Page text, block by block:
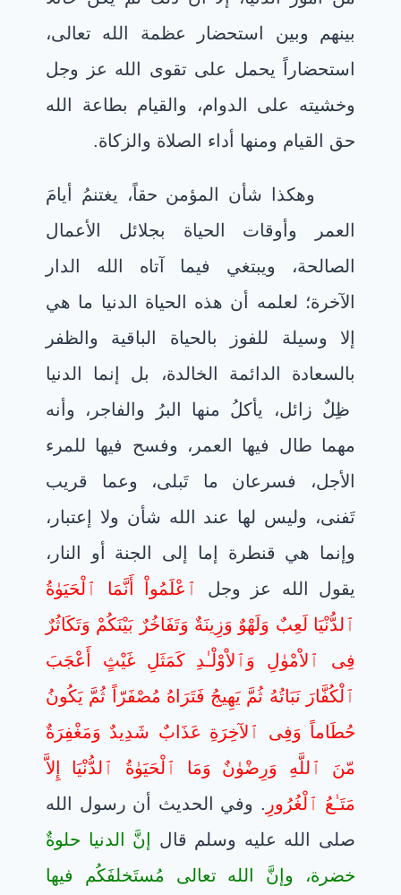
بينهم وبين استحضار عظمة الله تعالى،
استحضاراً يحمل على تقوى الله عز وجل
وخشيته على الدوام، والقيام بطاعة الله
حق القيام ومنها أداء الصلاة والزكاة.
وهكذا شأن المؤمن حقاً، يغتنمُ أيامَ
العمر وأوقات الحياة بجلائل الأعمال
الصالحة، ويبتغي فيما آتاه الله الدار
الآخرة؛ لعلمه أن هذه الحياة الدنيا ما هي
إلا وسيلة للفوز بالحياة الباقية والظفر
بالسعادة الدائمة الخالدة، بل إنما الدنيا
ظِلٌ زائل، يأكلُ منها البرُ والفاجر، وأنه
مهما طال فيها العمر، وفسح فيها للمرء
الأجل، فسرعان ما تَبلى، وعما قريب
تَفنى، وليس لها عند الله شأن ولا إعتبار،
وإنما هي قنطرة إما إلى الجنة أو النار،
يقول الله عز وجل
ٱعْلَمُواْ أَنَّمَا ٱلْحَيَوٰةُ
ٱلدُّنْيَا لَعِبٌ وَلَهْوٌ وَزِينَةٌ وَتَفَاخُرٌ بَيْنَكُمْ وَتَكَاثُرٌ
فِى ٱلاْمْوٰلِ وَٱلاْوْلْـٰدِ كَمَثَلِ غَيْثٍ أَعْجَبَ
ٱلْكُفَّارَ نَبَاتُهُ ثُمَّ يَهِيجُ فَتَرَاهُ مُصْفَرّاً ثُمَّ يَكُونُ
حُطَاماً وَفِى ٱلآخِرَةِ عَذَابٌ شَدِيدٌ وَمَغْفِرَةٌ
مّنَ ٱللَّهِ وَرِضْوٰنٌ وَمَا ٱلْحَيَوٰةُ ٱلدُّنْيَا إِلاَّ
مَتَـٰعُ ٱلْغُرُورِ . وفي الحديث أن رسول الله
صلى الله عليه وسلم قال
إنَّ الدنيا حلوةٌ
خضرة، وإنَّ الله تعالى مُستَخلفَكُم فيها